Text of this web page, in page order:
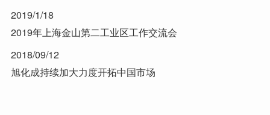
2019/1/18
2019年上海金山第二工业区工作交流会
2018/09/12
旭化成持续加大力度开拓中国市场